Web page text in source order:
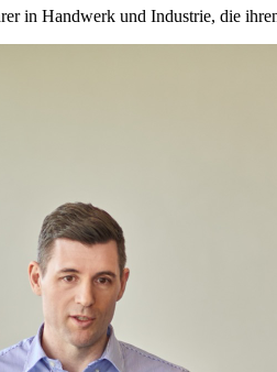
in Handwerk und Industrie, die